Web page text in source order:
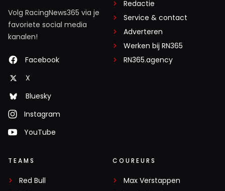
Volg RacingNews365 via je
favoriete social media
kanalen!
Facebook
X
Bluesky
Instagram
YouTube
Redactie
Service & contact
Adverteren
Werken bij RN365
RN365.agency
TEAMS
Red Bull
COUREURS
Max Verstappen